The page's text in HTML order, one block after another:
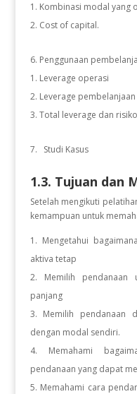
Kombinasi modal yang
Cost of capital.
Penggunaan
Leverage operasi
Leverage pembelanjaan
Total leverage dan
Studi Kasus
1.3. Tujuan dan
Setelah mengikuti
kemampuan untuk
Mengetahui
aktiva tetap
Memilih pendanaan
panjang
Memilih pendanaan
dengan modal sendiri.
Memahami
pendanaan yang dapat
Memahami cara